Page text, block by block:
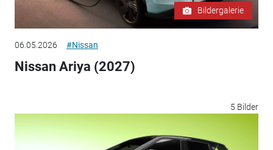
Bildergalerie
06.05.2026 #Nissan
Nissan Ariya (2027)
5 Bilder